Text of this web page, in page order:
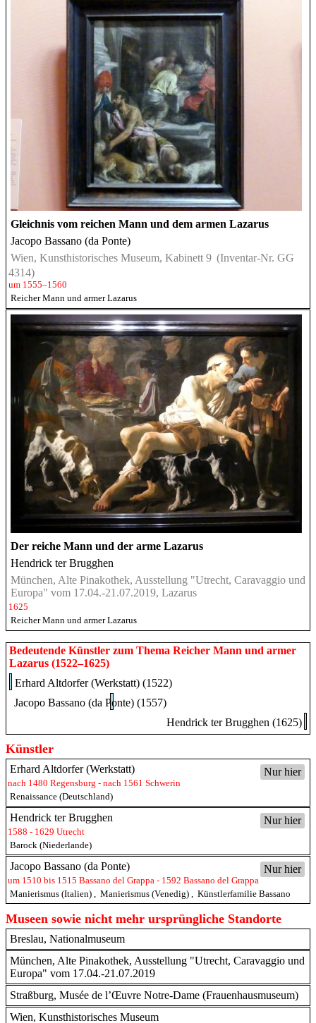
Gleichnis vom reichen Mann und dem armen Lazarus
Jacopo Bassano (da Ponte)
Wien, Kunsthistorisches Museum, Kabinett 9 (Inventar-Nr. GG
4314)
um 1555–1560
Reicher Mann und armer Lazarus
Der reiche Mann und der arme Lazarus
Hendrick ter Brugghen
München, Alte Pinakothek, Ausstellung "Utrecht, Caravaggio und
Europa" vom 17.04.-21.07.2019, Lazarus
1625
Reicher Mann und armer Lazarus
Bedeutende Künstler zum Thema Reicher Mann und armer
Lazarus (1522–1625)
Erhard Altdorfer (Werkstatt) (1522)
Jacopo Bassano (da Ponte) (1557)
Hendrick ter Brugghen (1625)
Künstler
Nur hier
Erhard Altdorfer (Werkstatt)
nach 1480 Regensburg - nach 1561 Schwerin
Renaissance (Deutschland)
Nur hier
Hendrick ter Brugghen
1588 - 1629 Utrecht
Barock (Niederlande)
Nur hier
Jacopo Bassano (da Ponte)
um 1510 bis 1515 Bassano del Grappa - 1592 Bassano del Grappa
Manierismus (Italien)
Manierismus (Venedig) Künstlerfamilie Bassano
Museen sowie nicht mehr ursprüngliche Standorte
Breslau, Nationalmuseum
München, Alte Pinakothek, Ausstellung "Utrecht, Caravaggio und
Europa" vom 17.04.-21.07.2019
Straßburg, Musée de l’Œuvre Notre-Dame (Frauenhausmuseum)
Wien, Kunsthistorisches Museum